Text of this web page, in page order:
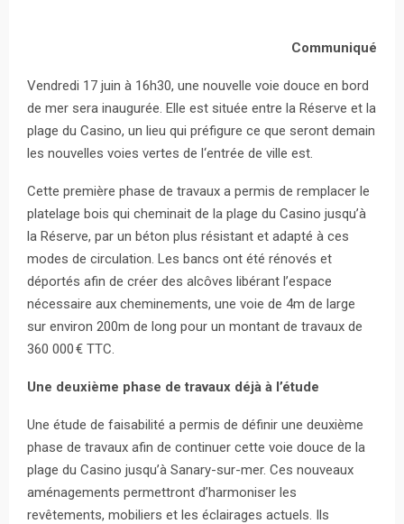
Communiqué
Vendredi 17 juin à 16h30, une nouvelle voie douce en bord
de mer sera inaugurée. Elle est située entre la Réserve et la
plage du Casino, un lieu qui préfigure ce que seront demain
les nouvelles voies vertes de l‘entrée de ville est.
Cette première phase de travaux a permis de remplacer le
platelage bois qui cheminait de la plage du Casino jusqu’à
la Réserve, par un béton plus résistant et adapté à ces
modes de circulation. Les bancs ont été rénovés et
déportés afin de créer des alcôves libérant l’espace
nécessaire aux cheminements, une voie de 4m de large
sur environ 200m de long pour un montant de travaux de
360 000 € TTC.
Une deuxième phase de travaux déjà à l’étude
Une étude de faisabilité a permis de définir une deuxième
phase de travaux afin de continuer cette voie douce de la
plage du Casino jusqu’à Sanary-sur-mer. Ces nouveaux
aménagements permettront d’harmoniser les
revêtements, mobiliers et les éclairages actuels. Ils